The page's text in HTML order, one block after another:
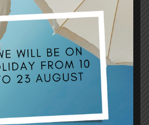
MV AGUSTA F3 SUPERVELOCE 800